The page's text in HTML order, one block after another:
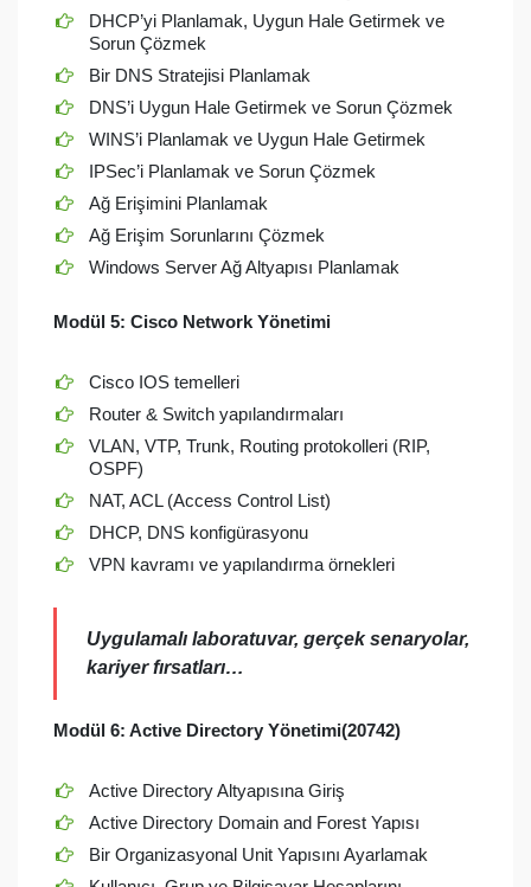
DHCP’yi Planlamak, Uygun Hale Getirmek ve
Sorun Çözmek
Bir DNS Stratejisi Planlamak
DNS’i Uygun Hale Getirmek ve Sorun Çözmek
WINS’i Planlamak ve Uygun Hale Getirmek
IPSec’i Planlamak ve Sorun Çözmek
Ağ Erişimini Planlamak
Ağ Erişim Sorunlarını Çözmek
Windows Server Ağ Altyapısı Planlamak
Modül 5: Cisco Network Yönetimi
Cisco IOS temelleri
Router & Switch yapılandırmaları
VLAN, VTP, Trunk, Routing protokolleri (RIP,
OSPF)
NAT, ACL (Access Control List)
DHCP, DNS konfigürasyonu
VPN kavramı ve yapılandırma örnekleri
Uygulamalı laboratuvar, gerçek senaryolar,
kariyer fırsatları…
Modül 6: Active Directory Yönetimi(20742)
Active Directory Altyapısına Giriş
Active Directory Domain and Forest Yapısı
Bir Organizasyonal Unit Yapısını Ayarlamak